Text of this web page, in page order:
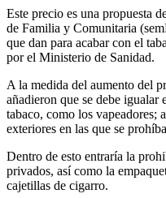
Este precio es una propuesta
de Familia y Comunitaria
que dan para acabar con el
por el Ministerio de Sanidad.
A la medida del aumento del
añadieron que se debe igualar
tabaco, como los vapeadores;
exteriores en las que se
Dentro de esto entraría la
privados, así como la
cajetillas de cigarro.